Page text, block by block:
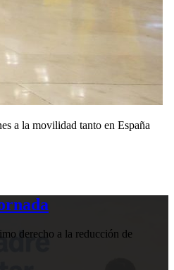
a la movilidad tanto en España
derecho a la reducción de